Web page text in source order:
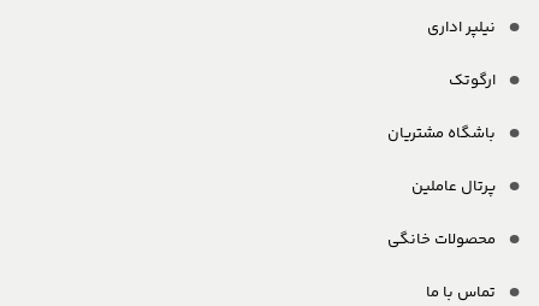
نیلپر اداری
ارگوتک
باشگاه مشتریان
پرتال عاملین
محصولات خانگی
تماس با ما